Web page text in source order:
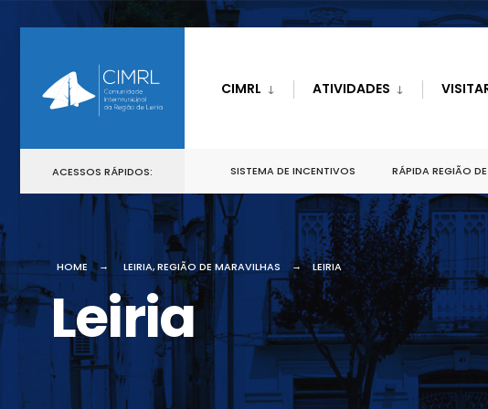
CIMRL ATIVIDADES
ACESSOS RÁPIDOS: SISTEMA DE INCENTIVOS RÁPIDA REGIÃO
HOME LEIRIA, REGIÃO DE MARAVILHAS LEIRIA
Leiria